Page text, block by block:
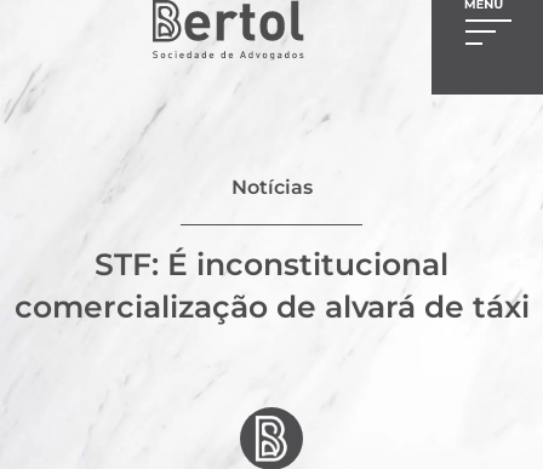
Notícias
STF: É inconstitucional
comercialização de alvará de táxi